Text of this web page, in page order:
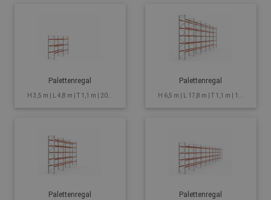
Palettenregal
H 3,5 m | L 4,8 m | T 1,1 m | 20...
Palettenregal
H 6,5 m | L 17,8 m | T 1,1 m | 1...
Palettenregal Palettenregal